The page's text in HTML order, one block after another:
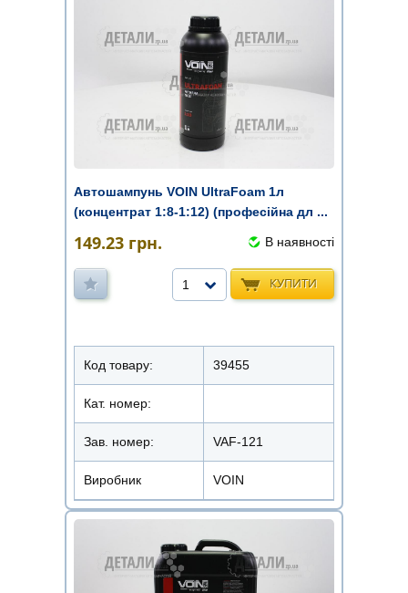
Автошампунь VOIN UltraFoam 1л
(концентрат 1:8-1:12) (професійна дл ...
149.23 грн. В наявності
КУПИТИ
1
Код товару: 39455
Кат. номер:
Зав. номер: VAF-121
Виробник VOIN